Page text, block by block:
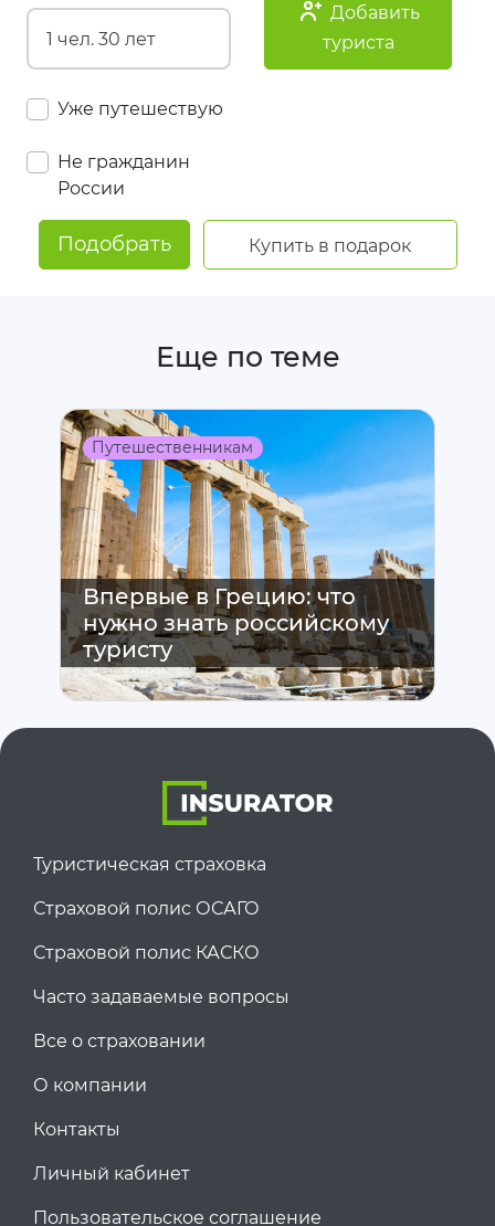
Добавить
туриста
Уже путешествую
Не гражданин
России
Подобрать Купить в подарок
Еще по теме
Путешественникам
Впервые в Грецию: что
нужно знать российскому
туристу
Туристическая страховка
Страховой полис ОСАГО
Страховой полис КАСКО
Часто задаваемые вопросы
Все о страховании
О компании
Контакты
Личный кабинет
Пользовательское соглашение